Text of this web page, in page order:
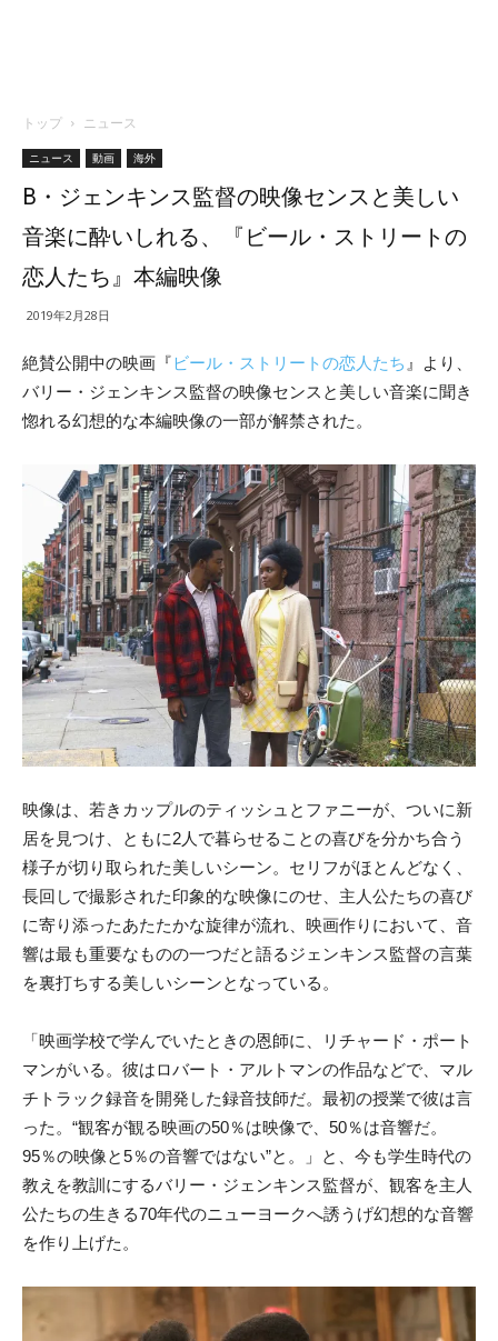
トップ ニュース
ニュース 動画 海外
B・ジェンキンス監督の映像センスと美しい
音楽に酔いしれる、『ビール・ストリートの
恋人たち』本編映像
2019年2月28日
絶賛公開中の映画『 ビール・ストリートの恋人たち 』より、
バリー・ジェンキンス監督の映像センスと美しい音楽に聞き
惚れる幻想的な本編映像の一部が解禁された。
映像は、若きカップルのティッシュとファニーが、ついに新
居を見つけ、ともに2人で暮らせることの喜びを分かち合う
様子が切り取られた美しいシーン。セリフがほとんどなく、
長回しで撮影された印象的な映像にのせ、主人公たちの喜び
に寄り添ったあたたかな旋律が流れ、映画作りにおいて、音
響は最も重要なものの一つだと語るジェンキンス監督の言葉
を裏打ちする美しいシーンとなっている。
「映画学校で学んでいたときの恩師に、リチャード・ポート
マンがいる。彼はロバート・アルトマンの作品などで、マル
チトラック録音を開発した録音技師だ。最初の授業で彼は言
った。“観客が観る映画の50％は映像で、50％は音響だ。
95％の映像と5％の音響ではない”と。」と、今も学生時代の
教えを教訓にするバリー・ジェンキンス監督が、観客を主人
公たちの生きる70年代のニューヨークへ誘うげ幻想的な音響
を作り上げた。